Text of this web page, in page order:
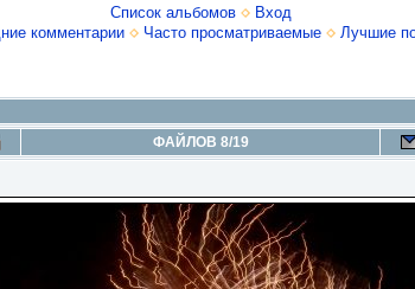
Список альбомов
Вход
комментарии Часто просматриваемые Лучшие
ФАЙЛОВ 8/19